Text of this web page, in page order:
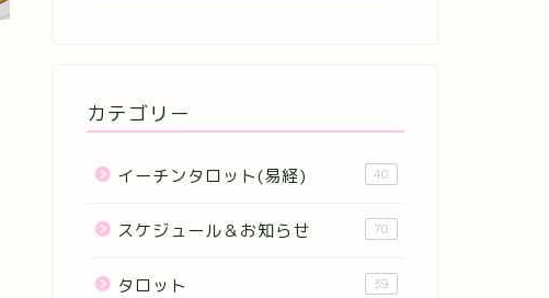
カテゴリー
イーチンタロット(易経) 40
スケジュール＆お知らせ 70
タロット 39